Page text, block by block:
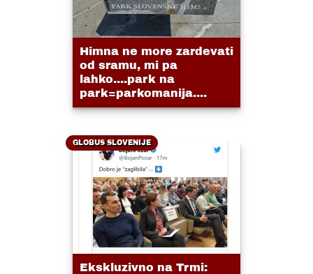
Himna ne more zardevati
od sramu, mi pa
lahko....park na
park=parkomanija....
GLOBUS SLOVENIJE
Ekskluzivno na Trmi: